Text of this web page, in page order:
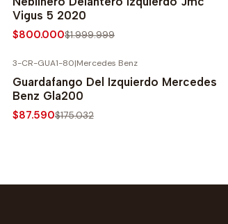
Vigus 5 2020
$800.000$1.999.999
3-CR-GUA1-80|Mercedes Benz
Guardafango Del Izquierdo Mercedes
Benz Gla200
$87.590$175.032